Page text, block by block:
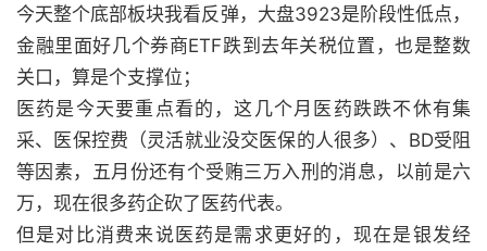
今天整个底部板块我看反弹，大盘3923是阶段性低点，
金融里面好几个券商ETF跌到去年关税位置，也是整数
关口，算是个支撑位；
医药是今天要重点看的，这几个月医药跌跌不休有集
采、医保控费（灵活就业没交医保的人很多）、BD受阻
等因素，五月份还有个受贿三万入刑的消息，以前是六
万，现在很多药企砍了医药代表。
但是对比消费来说医药是需求更好的，现在是银发经